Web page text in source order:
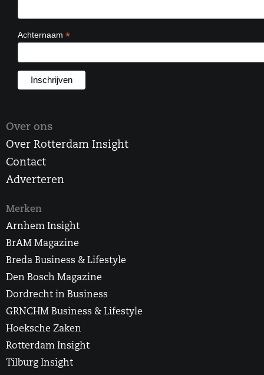
Achternaam *
Over ons
Over Rotterdam Insight
Contact
Adverteren
Merken
Arnhem Insight
BrAM Magazine
Breda Business & Lifestyle
Den Bosch Magazine
Dordrecht in Business
GRNCHM Business & Lifestyle
Hoeksche Zaken
Rotterdam Insight
Tilburg Insight